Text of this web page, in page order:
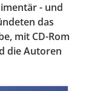
- und
das
mit CD-Rom
die Autoren